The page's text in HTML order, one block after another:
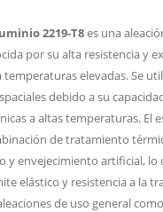
2219-T8es una
por su alta resistencia y
elevadas. Se
debido a su
a altas temperaturas. El
de tratamiento
y envejecimiento artificial,
elástico y resistencia a la
de uso general